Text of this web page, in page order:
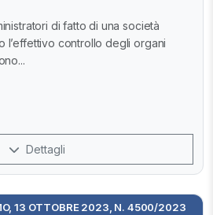
di fatto di una società
l’effettivo controllo degli organi
Dettagli
13 OTTOBRE 2023, N. 4500/2023